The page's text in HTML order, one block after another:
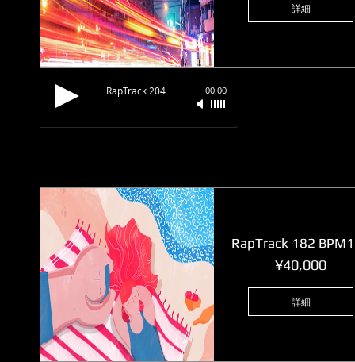
詳細
RapTrack 204 00:00
RapTrack 182
¥40,000価
詳細